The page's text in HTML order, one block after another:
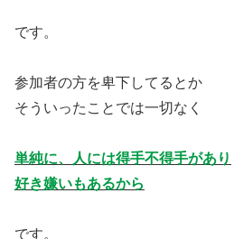
です。
参加者の方を卑下してるとか
そういったことでは一切なく
単純に、人には得手不得手があり
好き嫌いもあるから
です。